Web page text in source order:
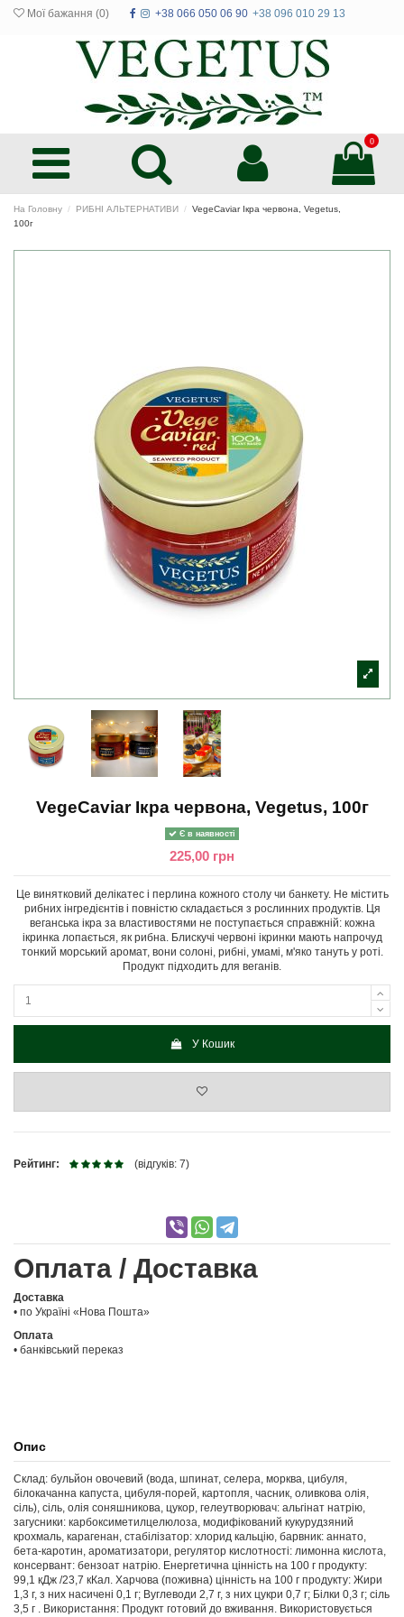
Мої бажання (0) +38 066 050 06 90 +38 096 010 29 13
0
На Головну РИБНІ АЛЬТЕРНАТИВИ
VegeCaviar Ікра червона, Vegetus,
100г
VegeCaviar Ікра червона, Vegetus, 100г
Є в наявності
225,00 грн
Це винятковий делікатес і перлина кожного столу чи банкету. Не містить
рибних інгредієнтів і повністю складається з рослинних продуктів. Ця
веганська ікра за властивостями не поступається справжній: кожна
ікринка лопається, як рибна. Блискучі червоні ікринки мають напрочуд
тонкий морський аромат, вони солоні, рибні, умамі, м'яко тануть у роті.
Продукт підходить для веганів.
У Кошик
Рейтинг: (відгуків: 7)
Оплата / Доставка
Доставка
• по Україні «Нова Пошта»
Оплата
• банківський переказ
Опис
Склад: бульйон овочевий (вода, шпинат, селера, морква, цибуля,
білокачанна капуста, цибуля-порей, картопля, часник, оливкова олія,
сіль), сіль, олія соняшникова, цукор, гелеутворювач: альгінат натрію,
загусники: карбоксиметилцелюлоза, модифікований кукурудзяний
крохмаль, карагенан, стабілізатор: хлорид кальцію, барвник: аннато,
бета-каротин, ароматизатори, регулятор кислотності: лимонна кислота,
консервант: бензоат натрію. Енергетична цінність на 100 г продукту:
99,1 кДж /23,7 кКал. Харчова (поживна) цінність на 100 г продукту: Жири
1,3 г, з них насичені 0,1 г; Вуглеводи 2,7 г, з них цукри 0,7 г; Білки 0,3 г; сіль
3,5 г . Використання: Продукт готовий до вживання. Використовується